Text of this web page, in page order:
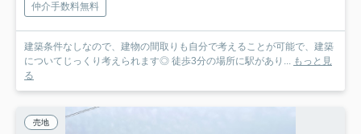
仲介手数料無料
建築条件なしなので、建物の間取りも自分で考えることが可能で、建築
についてじっくり考えられます◎ 徒歩3分の場所に駅があり... もっと見
る
売地